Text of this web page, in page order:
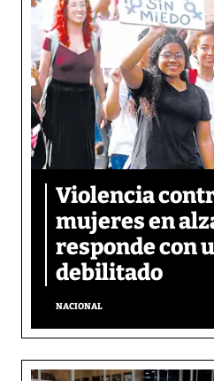
Violencia
mujeres en
responde con
debilitado
NACIONAL